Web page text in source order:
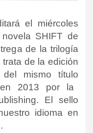
el miércoles
SHIFT de
de la trilogía
de la edición
mismo título
en 2013 por la
. El sello
idioma en